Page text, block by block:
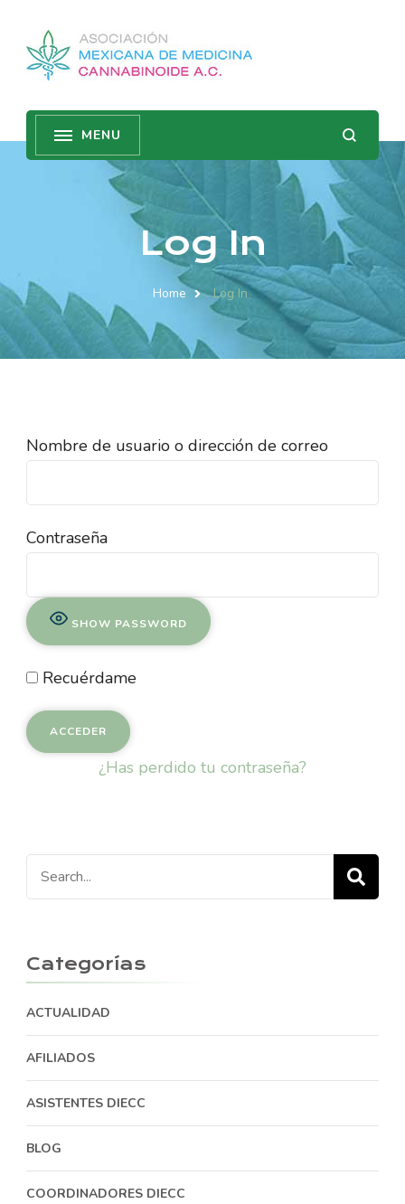
Log In
Home Log In
Nombre de usuario o dirección de correo
Contraseña
SHOW PASSWORD
Recuérdame
¿Has perdido tu contraseña?
Search
for:
Categorías
ACTUALIDAD
AFILIADOS
ASISTENTES DIECC
BLOG
COORDINADORES DIECC